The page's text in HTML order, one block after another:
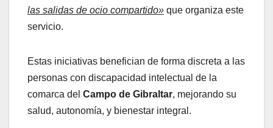
las salidas de ocio compartido» que organiza este
servicio.
Estas iniciativas benefician de forma discreta a las
personas con discapacidad intelectual de la
comarca del Campo de Gibraltar, mejorando su
salud, autonomía, y bienestar integral.